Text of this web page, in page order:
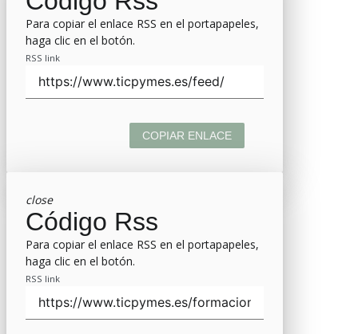
Para copiar el enlace RSS en el portapapeles,
haga clic en el botón.
RSS link
COPIAR ENLACE
close
Código Rss
Para copiar el enlace RSS en el portapapeles,
haga clic en el botón.
RSS link